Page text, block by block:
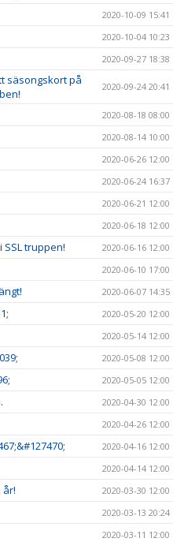
2020-10-09 15:41
2020-10-04 10:23
2020-09-27 18:38
säsongskort på
2020-09-24 20:41
2020-08-18 08:00
2020-08-14 10:00
2020-06-26 12:00
2020-06-24 16:37
2020-06-21 12:00
2020-06-18 12:00
truppen! 2020-06-16 12:00
2020-06-10 17:00
2020-06-07 14:35
2020-05-20 12:00
2020-05-14 12:00
2020-05-08 12:00
2020-05-05 12:00
2020-04-30 12:00
2020-04-26 12:00
2020-04-16 12:00
2020-04-14 12:00
år! 2020-03-30 12:00
2020-03-13 20:24
2020-03-11 12:00